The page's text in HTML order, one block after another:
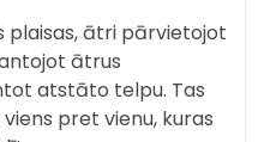
plaisas, ātri pārvietojot
ātrus
atstāto telpu. Tas
pret vienu, kuras